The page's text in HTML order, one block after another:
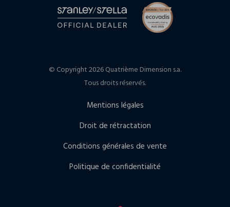
© Copyright 2026 Quatrième Dimension s.a.
Tous droits réservés.
Mentions légales
Droit de rétractation
Conditions générales de vente
Politique de confidentialité